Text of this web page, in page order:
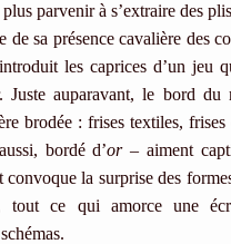
parvenir à s’extraire des
sa présence cavalière des
les caprices d’un jeu
Juste auparavant, le bord
brodée : frises textiles,
bordé d’or– aiment
convoque la surprise des
tout ce qui amorce une